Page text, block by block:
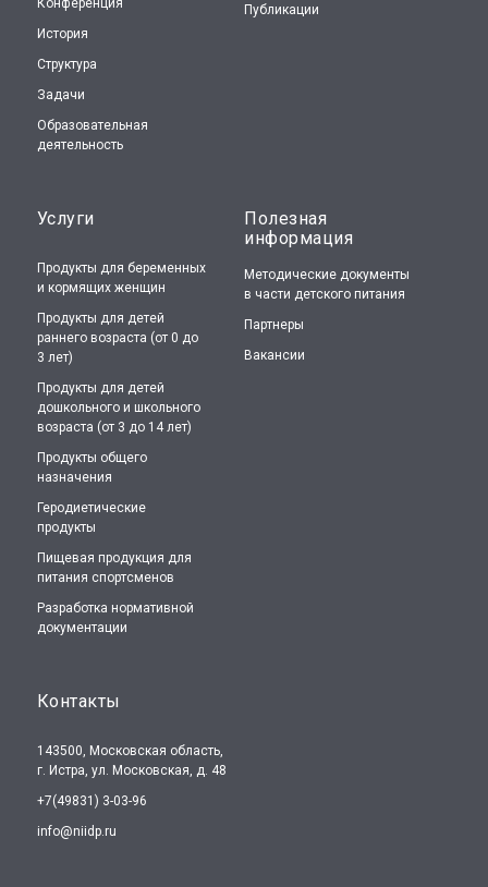
Конференция
История
Структура
Задачи
Образовательная
деятельность
Публикации
Услуги
Продукты для беременных
и кормящих женщин
Продукты для детей
раннего возраста (от 0 до
3 лет)
Продукты для детей
дошкольного и школьного
возраста (от 3 до 14 лет)
Продукты общего
назначения
Геродиетические
продукты
Пищевая продукция для
питания спортсменов
Разработка нормативной
документации
Полезная
информация
Методические документы
в части детского питания
Партнеры
Вакансии
Контакты
143500, Московская область,
г. Истра, ул. Московская, д. 48
+7(49831) 3-03-96
info@niidp.ru